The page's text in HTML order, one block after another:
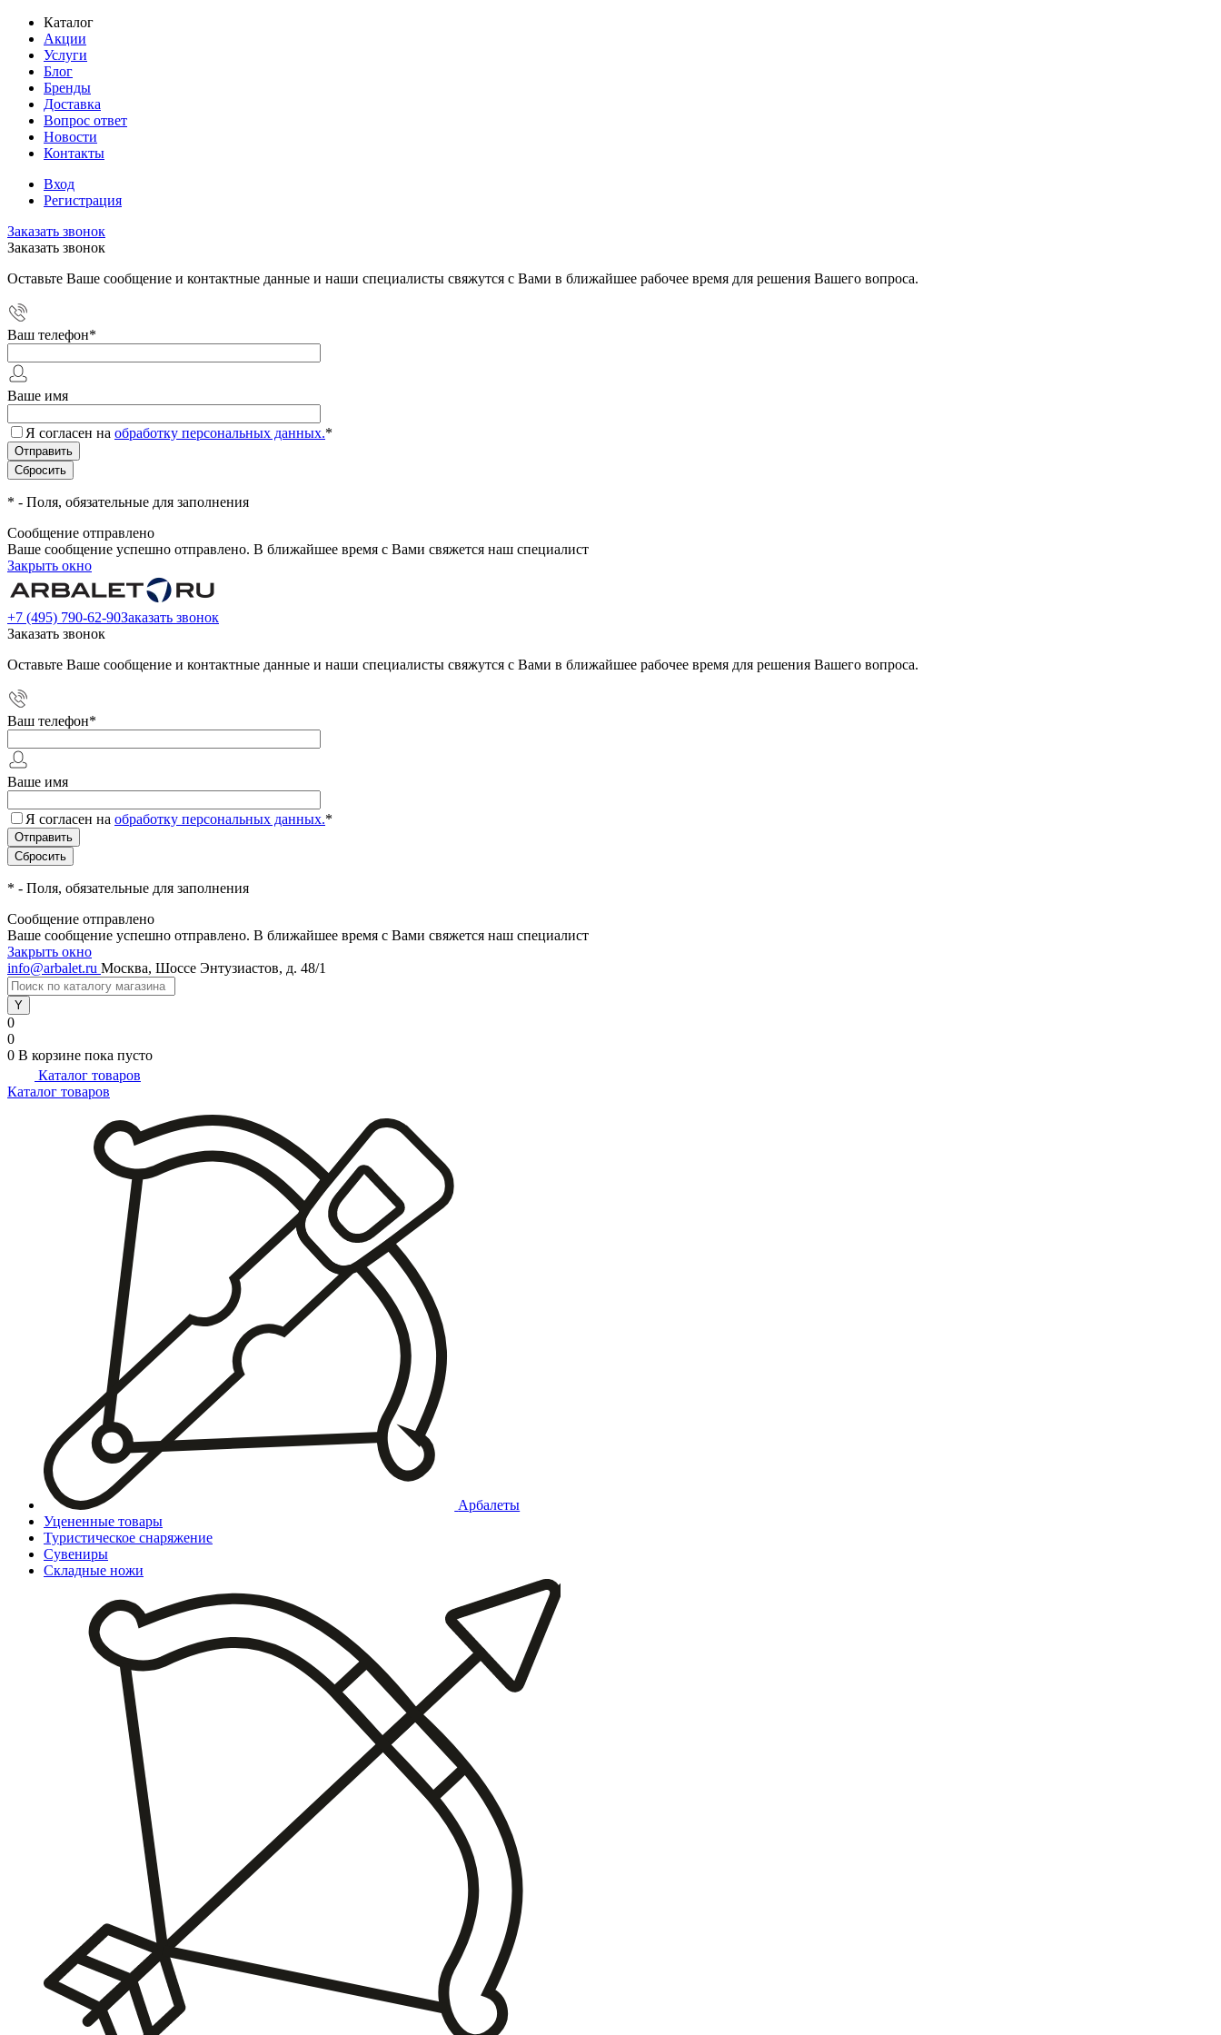
Каталог
Акции
Услуги
Блог
Бренды
Доставка
Вопрос ответ
Новости
Контакты
Вход
Регистрация
Заказать звонок
Заказать звонок
Оставьте Ваше сообщение и контактные данные и наши специалисты свяжутся с Вами в ближайшее рабочее время для решения Вашего вопроса.
Ваш телефон*
Ваше имя
Я согласен на обработку персональных данных.*
* - Поля, обязательные для заполнения
Сообщение отправлено
Ваше сообщение успешно отправлено. В ближайшее время с Вами свяжется наш специалист
Закрыть окно
+7 (495) 790-62-90Заказать звонок
Заказать звонок
Оставьте Ваше сообщение и контактные данные и наши специалисты свяжутся с Вами в ближайшее рабочее время для решения Вашего вопроса.
Ваш телефон*
Ваше имя
Я согласен на обработку персональных данных.*
* - Поля, обязательные для заполнения
Сообщение отправлено
Ваше сообщение успешно отправлено. В ближайшее время с Вами свяжется наш специалист
Закрыть окно
info@arbalet.ru Москва, Шоссе Энтузиастов, д. 48/1
0
0
0 В корзине пока пусто
Каталог товаров
Каталог товаров
Арбалеты
Уцененные товары
Туристическое снаряжение
Сувениры
Складные ножи